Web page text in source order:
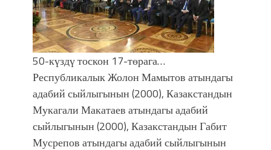
50-күздү тоскон 17-төрага…
Республикалык Жолон Мамытов атындагы
адабий сыйлыгынын (2000), Казакстандын
Мукагали Макатаев атындагы адабий
сыйлыгынын (2000), Казакстандын Габит
Мусрепов атындагы адабий сыйлыгынын